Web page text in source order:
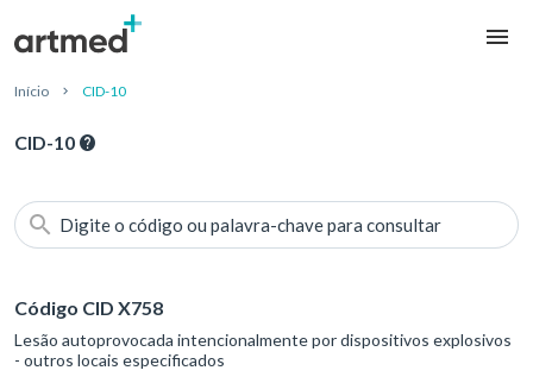
Início CID-10
CID-10
Digite o código ou palavra-chave para consultar
Código CID X758
Lesão autoprovocada intencionalmente por dispositivos explosivos
- outros locais especificados